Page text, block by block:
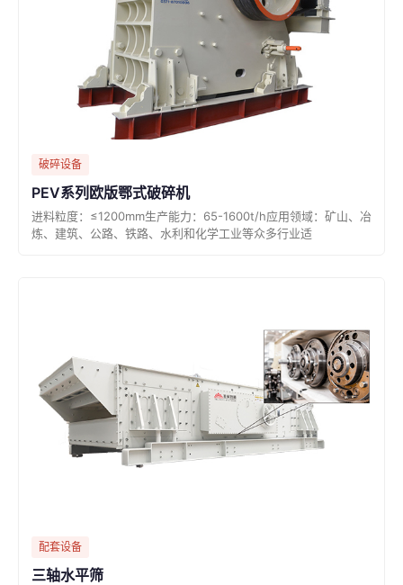
破碎设备
PEV系列欧版鄂式破碎机
进料粒度：≤1200mm生产能力：65-1600t/h应用领域：矿山、冶
炼、建筑、公路、铁路、水利和化学工业等众多行业适
配套设备
三轴水平筛